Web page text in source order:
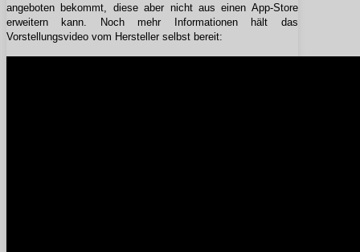
angeboten bekommt, diese aber nicht aus einen App-Store
erweitern kann. Noch mehr Informationen hält das
Vorstellungsvideo vom Hersteller selbst bereit: